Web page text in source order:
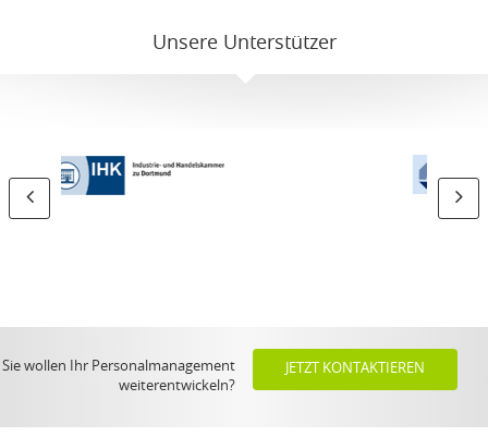
Unsere Unterstützer
Sie wollen Ihr Personalmanagement
weiterentwickeln?
JETZT KONTAKTIEREN